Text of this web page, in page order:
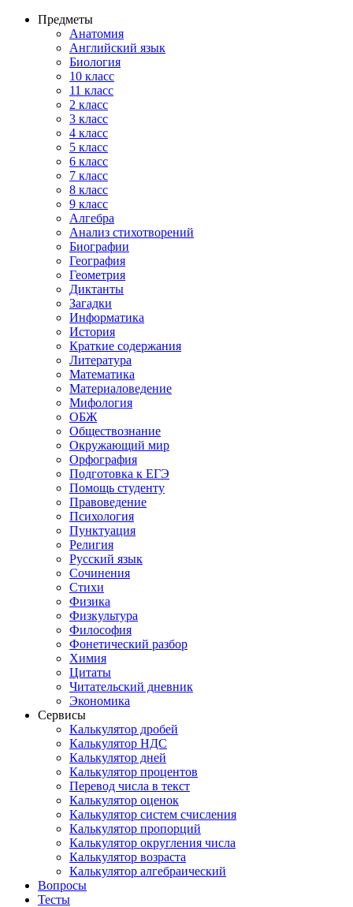
Предметы
Анатомия
Английский язык
Биология
10 класс
11 класс
2 класс
3 класс
4 класс
5 класс
6 класс
7 класс
8 класс
9 класс
Алгебра
Анализ стихотворений
Биографии
География
Геометрия
Диктанты
Загадки
Информатика
История
Краткие содержания
Литература
Математика
Материаловедение
Мифология
ОБЖ
Обществознание
Окружающий мир
Орфография
Подготовка к ЕГЭ
Помощь студенту
Правоведение
Психология
Пунктуация
Религия
Русский язык
Сочинения
Стихи
Физика
Физкультура
Философия
Фонетический разбор
Химия
Цитаты
Читательский дневник
Экономика
Сервисы
Калькулятор дробей
Калькулятор НДС
Калькулятор дней
Калькулятор процентов
Перевод числа в текст
Калькулятор оценок
Калькулятор систем счисления
Калькулятор пропорций
Калькулятор округления числа
Калькулятор возраста
Калькулятор алгебраический
Вопросы
Тесты